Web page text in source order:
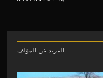
المزيد عن المؤلف